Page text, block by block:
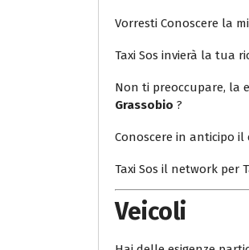
Vorresti Conoscere la
Taxi Sos invierà la tua
Non ti preoccupare, la
Grassobio ?
Conoscere in anticipo
Taxi Sos il network per
Veicoli